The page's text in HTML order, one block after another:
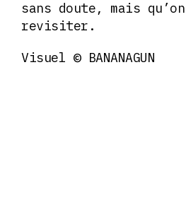
sans doute, mais
revisiter.
Visuel © BANANAGUN